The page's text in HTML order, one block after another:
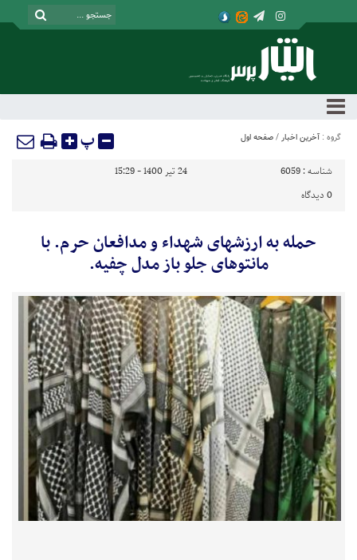
گروه : آخرین اخبار / صفحه اول پ
شناسه : 6059
24 تیر 1400 - 15:29
0 دیدگاه
حمله به ارزشهای شهداء و مدافعان حرم. با
مانتوهای جلو باز مدل چفیه.